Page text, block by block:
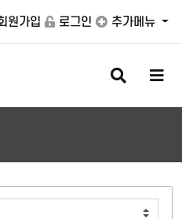
원가입 로그인 추가메뉴
검
색
버
메
버